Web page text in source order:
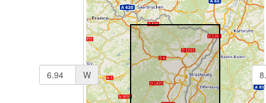
W